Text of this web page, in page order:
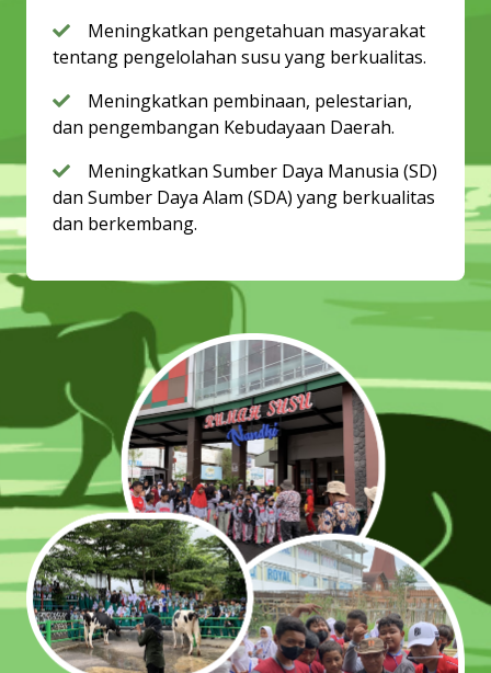
Meningkatkan pengetahuan masyarakat
tentang pengelolahan susu yang berkualitas.
Meningkatkan pembinaan, pelestarian,
dan pengembangan Kebudayaan Daerah.
Meningkatkan Sumber Daya Manusia (SD)
dan Sumber Daya Alam (SDA) yang berkualitas
dan berkembang.